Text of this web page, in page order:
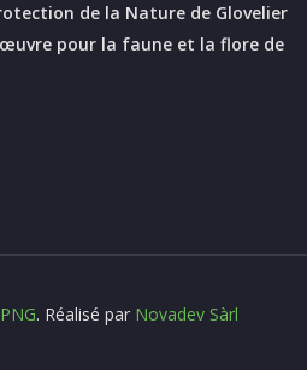
de la Nature de Glovelier
pour la faune et la flore de
. Réalisé par Novadev Sàrl